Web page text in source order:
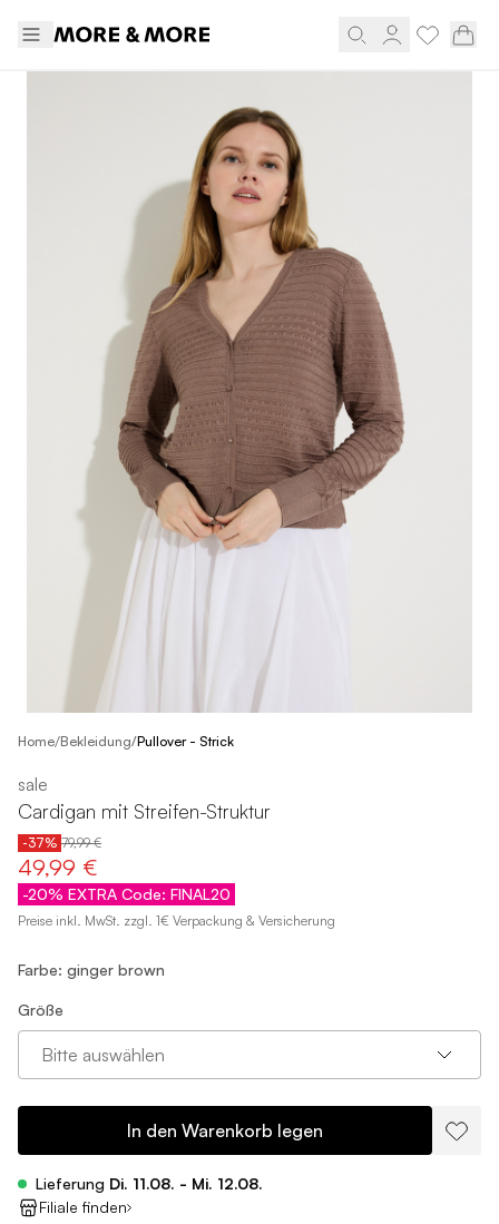
Home/Bekleidung/Pullover - Strick
sale
Cardigan mit Streifen-Struktur
-37% 79,99 €
49,99 €
-20% EXTRA Code: FINAL20
Preise inkl. MwSt. zzgl. 1€ Verpackung & Versicherung
Farbe: ginger brown
Größe
Bitte auswählen
In den Warenkorb legen
Lieferung Di. 11.08. - Mi. 12.08.
Filiale finden